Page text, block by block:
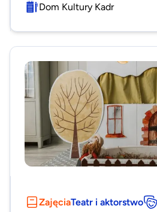
Dom Kultury Kadr
ZajęciaTeatr i aktorstwo